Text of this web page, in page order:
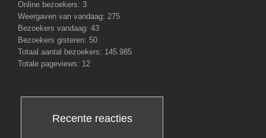
Online bezoekers: 3
Weergaven van vandaag: 275
Bezoekers vandaag: 43
Bezoekers gisteren: 50
Totaal aantal bezoekers: 145.985
Totale pageviews: 12
Recente reacties